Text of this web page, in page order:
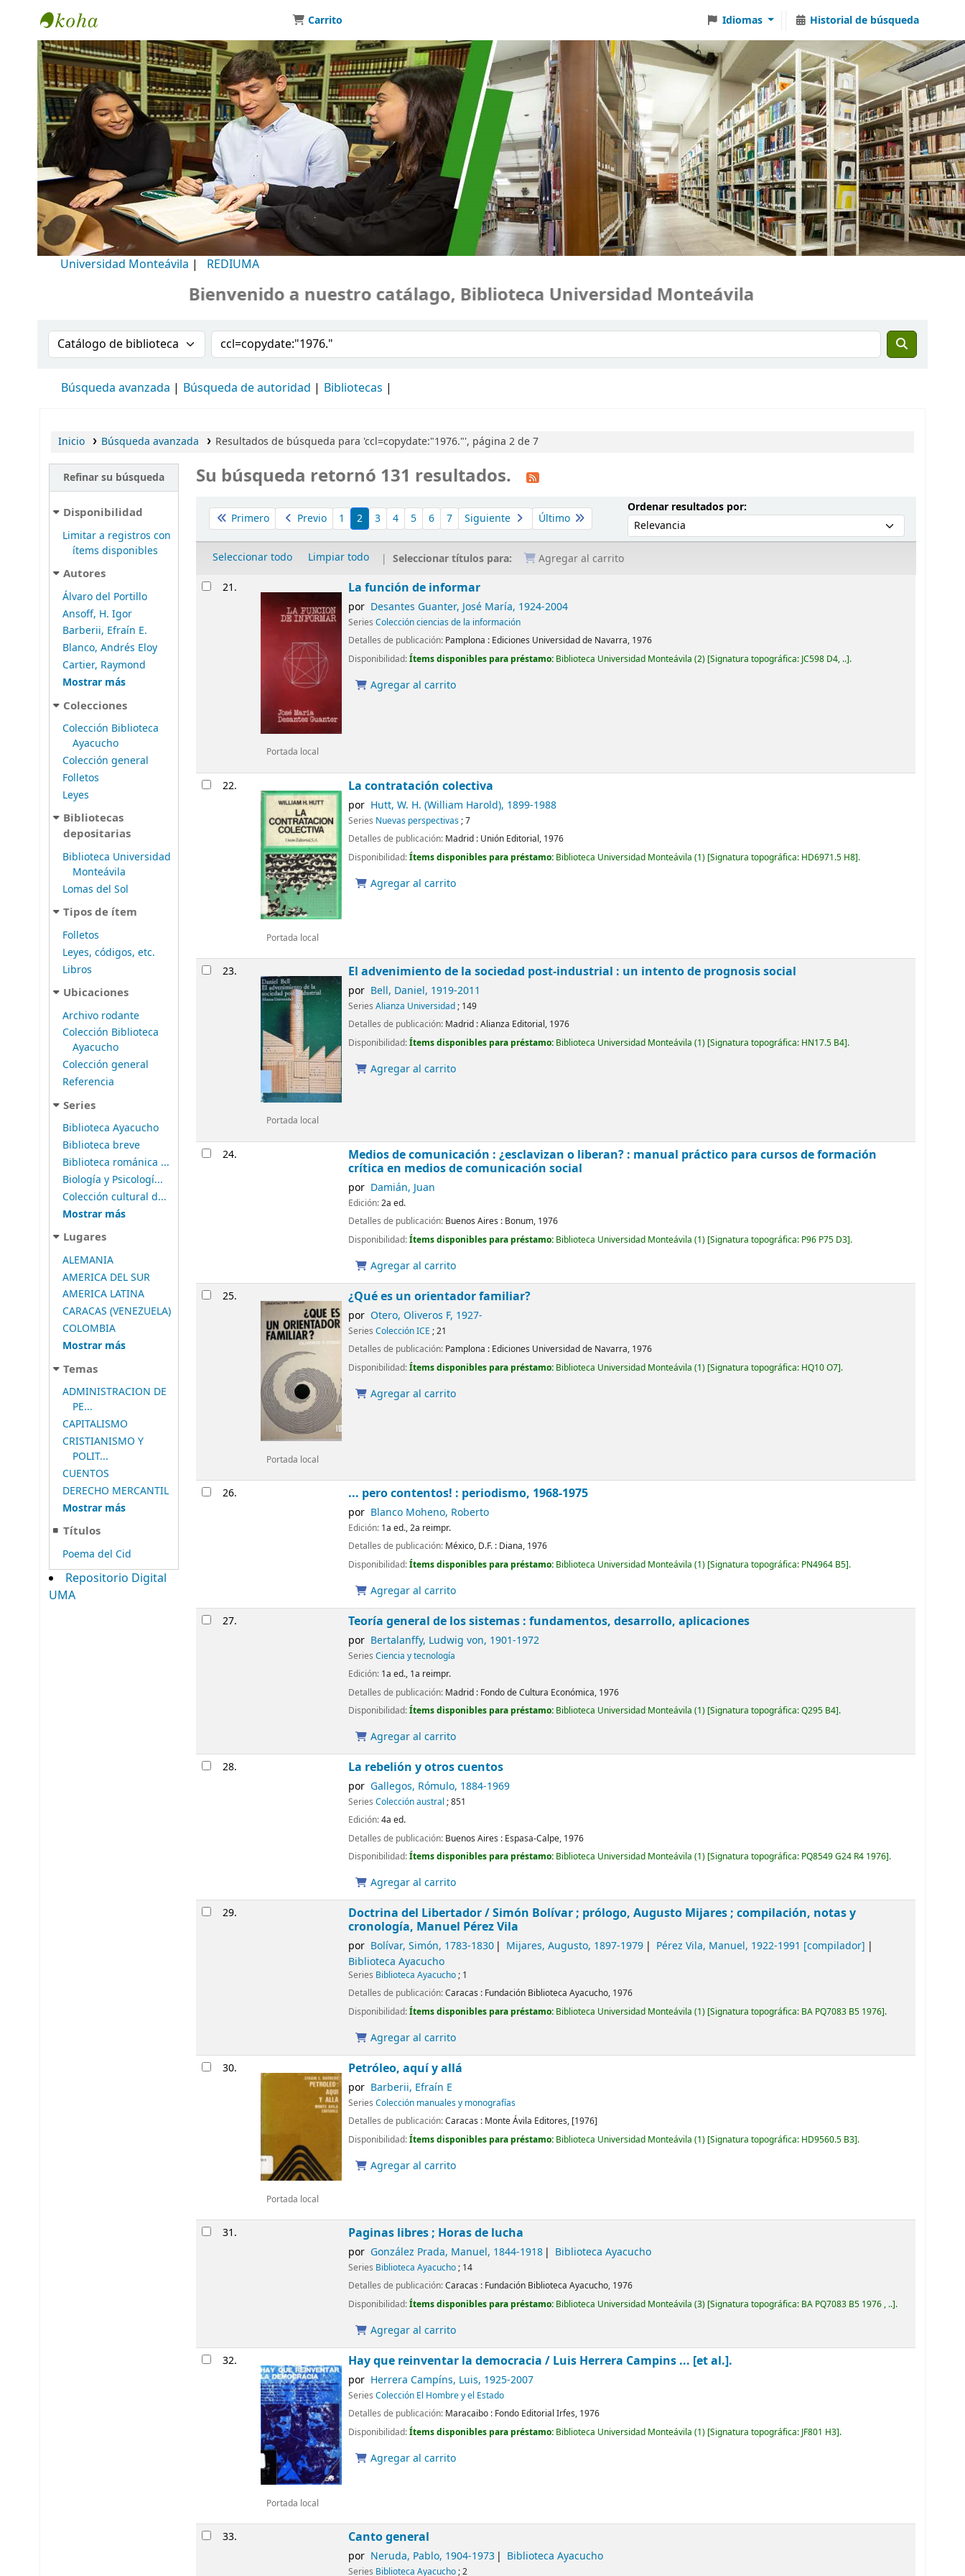
Biblioteca Universidad Monteávila
Carrito Idiomas Historial de búsqueda
Universidad Monteávila | REDIUMA
Bienvenido a nuestro catálago, Biblioteca Universidad Monteávila
Buscar en el catálogo por:Buscar en el catálogo
Búsqueda avanzada Búsqueda de autoridad Bibliotecas
Inicio Búsqueda avanzada Resultados de búsqueda para 'ccl=copydate:"1976."', página 2 de 7
Refinar su búsqueda
Disponibilidad
Limitar a registros con
ítems disponibles
Autores
Álvaro del Portillo
Ansoff, H. Igor
Barberii, Efraín E.
Blanco, Andrés Eloy
Cartier, Raymond
Mostrar más
Colecciones
Colección Biblioteca
Ayacucho
Colección general
Folletos
Leyes
Bibliotecas
depositarias
Biblioteca Universidad
Monteávila
Lomas del Sol
Tipos de ítem
Folletos
Leyes, códigos, etc.
Libros
Ubicaciones
Archivo rodante
Colección Biblioteca
Ayacucho
Colección general
Referencia
Series
Biblioteca Ayacucho
Biblioteca breve
Biblioteca románica ...
Biología y Psicologí...
Colección cultural d...
Mostrar más
Lugares
ALEMANIA
AMERICA DEL SUR
AMERICA LATINA
CARACAS (VENEZUELA)
COLOMBIA
Mostrar más
Temas
ADMINISTRACION DE
PE...
CAPITALISMO
CRISTIANISMO Y
POLIT...
CUENTOS
DERECHO MERCANTIL
Mostrar más
Títulos
Poema del Cid
Repositorio Digital
UMA
Su búsqueda retornó 131 resultados.
Ordenar
Primero Previo 1 2 3 4 5 6 7 Siguiente Último
Ordenar resultados por:Ordenar por:
Seleccionar todo Limpiar todo Seleccionar títulos para: Agregar al carrito
Resultados
21.
Portada local
La función de informar
por Desantes Guanter, José María, 1924-2004
SeriesColección ciencias de la información
Detalles de publicación: Pamplona : Ediciones Universidad de Navarra, 1976
Disponibilidad:Ítems disponibles para préstamo: Biblioteca Universidad Monteávila (2) Signatura topográfica: JC598 D4, .. .
Agregar al carrito
22.
Portada local
La contratación colectiva
por Hutt, W. H. (William Harold), 1899-1988
Series Nuevas perspectivas; 7
Detalles de publicación: Madrid : Unión Editorial, 1976
Disponibilidad:Ítems disponibles para préstamo: Biblioteca Universidad Monteávila (1) Signatura topográfica: HD6971.5 H8 .
Agregar al carrito
23.
Portada local
El advenimiento de la sociedad post-industrial : un intento de prognosis social
por Bell, Daniel, 1919-2011
SeriesAlianza Universidad; 149
Detalles de publicación: Madrid :Alianza Editorial, 1976
Disponibilidad:Ítems disponibles para préstamo: Biblioteca Universidad Monteávila (1) Signatura topográfica: HN17.5 B4 .
Agregar al carrito
24.
Medios de comunicación : ¿esclavizan o liberan? : manual práctico para cursos de formación
crítica en medios de comunicación social
por Damián, Juan
Edición:2a ed.
Detalles de publicación: Buenos Aires : Bonum, 1976
Disponibilidad:Ítems disponibles para préstamo: Biblioteca Universidad Monteávila (1) Signatura topográfica: P96 P75 D3 .
Agregar al carrito
25.
Portada local
¿Qué es un orientador familiar?
por Otero, Oliveros F, 1927-
SeriesColección ICE ; 21
Detalles de publicación: Pamplona : Ediciones Universidad de Navarra, 1976
Disponibilidad:Ítems disponibles para préstamo: Biblioteca Universidad Monteávila (1) Signatura topográfica: HQ10 O7 .
Agregar al carrito
26. ... pero contentos! : periodismo, 1968-1975
por Blanco Moheno, Roberto
Edición: 1a ed., 2a reimpr.
Detalles de publicación: México, D.F. : Diana, 1976
Disponibilidad:Ítems disponibles para préstamo: Biblioteca Universidad Monteávila (1) Signatura topográfica: PN4964 B5 .
Agregar al carrito
27. Teoría general de los sistemas : fundamentos, desarrollo, aplicaciones
por Bertalanffy, Ludwig von, 1901-1972
SeriesCiencia y tecnología
Edición: 1a ed., 1a reimpr.
Detalles de publicación: Madrid : Fondo de Cultura Económica, 1976
Disponibilidad:Ítems disponibles para préstamo: Biblioteca Universidad Monteávila (1) Signatura topográfica:Q295 B4 .
Agregar al carrito
28. La rebelión y otros cuentos
por Gallegos, Rómulo, 1884-1969
SeriesColección austral ; 851
Edición:4a ed.
Detalles de publicación: Buenos Aires : Espasa-Calpe, 1976
Disponibilidad:Ítems disponibles para préstamo: Biblioteca Universidad Monteávila (1) Signatura topográfica: PQ8549 G24 R4 1976 .
Agregar al carrito
29. Doctrina del Libertador /Simón Bolívar ; prólogo, Augusto Mijares ; compilación, notas y
cronología, Manuel Pérez Vila
por Bolívar, Simón, 1783-1830 Mijares, Augusto, 1897-1979 Pérez Vila, Manuel, 1922-1991 [compilador]
Biblioteca Ayacucho
Series Biblioteca Ayacucho; 1
Detalles de publicación:Caracas : Fundación Biblioteca Ayacucho, 1976
Disponibilidad:Ítems disponibles para préstamo: Biblioteca Universidad Monteávila (1) Signatura topográfica: BA PQ7083 B5 1976 .
Agregar al carrito
30.
Portada local
Petróleo, aquí y allá
por Barberii, Efraín E
SeriesColección manuales y monografías
Detalles de publicación:Caracas : Monte Ávila Editores, [1976]
Disponibilidad:Ítems disponibles para préstamo: Biblioteca Universidad Monteávila (1) Signatura topográfica: HD9560.5 B3 .
Agregar al carrito
31. Paginas libres ; Horas de lucha
por González Prada, Manuel, 1844-1918 Biblioteca Ayacucho
Series Biblioteca Ayacucho; 14
Detalles de publicación:Caracas : Fundación Biblioteca Ayacucho, 1976
Disponibilidad:Ítems disponibles para préstamo: Biblioteca Universidad Monteávila (3) Signatura topográfica: BA PQ7083 B5 1976 , .. .
Agregar al carrito
32.
Portada local
Hay que reinventar la democracia / Luis Herrera Campins ... [et al.].
por Herrera Campíns, Luis, 1925-2007
SeriesColección El Hombre y el Estado
Detalles de publicación: Maracaibo : Fondo Editorial Irfes, 1976
Disponibilidad:Ítems disponibles para préstamo: Biblioteca Universidad Monteávila (1) Signatura topográfica: JF801 H3 .
Agregar al carrito
33. Canto general
por Neruda, Pablo, 1904-1973 Biblioteca Ayacucho
Series Biblioteca Ayacucho; 2